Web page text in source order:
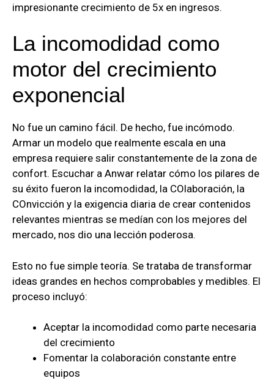
impresionante crecimiento de 5x en ingresos.
La incomodidad como
motor del crecimiento
exponencial
No fue un camino fácil. De hecho, fue incómodo.
Armar un modelo que realmente escala en una
empresa requiere salir constantemente de la zona de
confort. Escuchar a Anwar relatar cómo los pilares de
su éxito fueron la incomodidad, la COlaboración, la
COnvicción y la exigencia diaria de crear contenidos
relevantes mientras se medían con los mejores del
mercado, nos dio una lección poderosa.
Esto no fue simple teoría. Se trataba de transformar
ideas grandes en hechos comprobables y medibles. El
proceso incluyó:
Aceptar la incomodidad como parte necesaria
del crecimiento
Fomentar la colaboración constante entre
equipos